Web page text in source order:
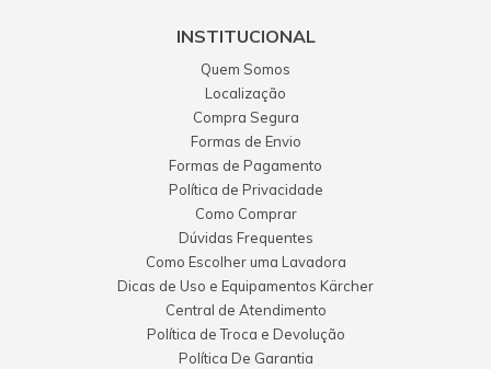
INSTITUCIONAL
Quem Somos
Localização
Compra Segura
Formas de Envio
Formas de Pagamento
Política de Privacidade
Como Comprar
Dúvidas Frequentes
Como Escolher uma Lavadora
Dicas de Uso e Equipamentos Kärcher
Central de Atendimento
Política de Troca e Devolução
Política De Garantia